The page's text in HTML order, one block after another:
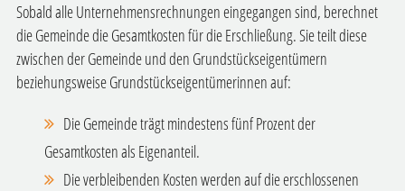
Sobald alle Unternehmensrechnungen eingegangen sind, berechnet
die Gemeinde die Gesamtkosten für die Erschließung. Sie teilt diese
zwischen der Gemeinde und den Grundstückseigentümern
beziehungsweise Grundstückseigentümerinnen auf:
Die Gemeinde trägt mindestens fünf Prozent der
Gesamtkosten als Eigenanteil.
Die verbleibenden Kosten werden auf die erschlossenen